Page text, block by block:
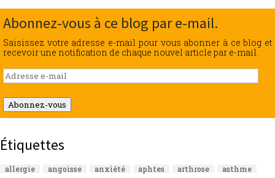
Abonnez-vous à ce blog par e-mail.
Saisissez votre adresse e-mail pour vous abonner à ce blog et
recevoir une notification de chaque nouvel article par e-mail.
Adresse
e-
mail
Abonnez-vous
Étiquettes
allergie angoisse anxiété aphtes arthrose
asthme